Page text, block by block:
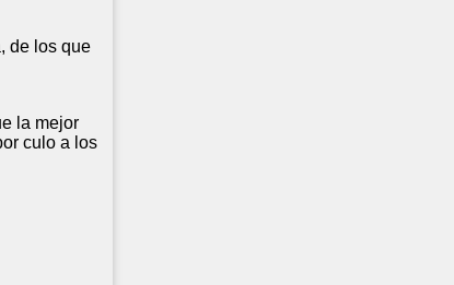
de los que
la mejor
culo a los